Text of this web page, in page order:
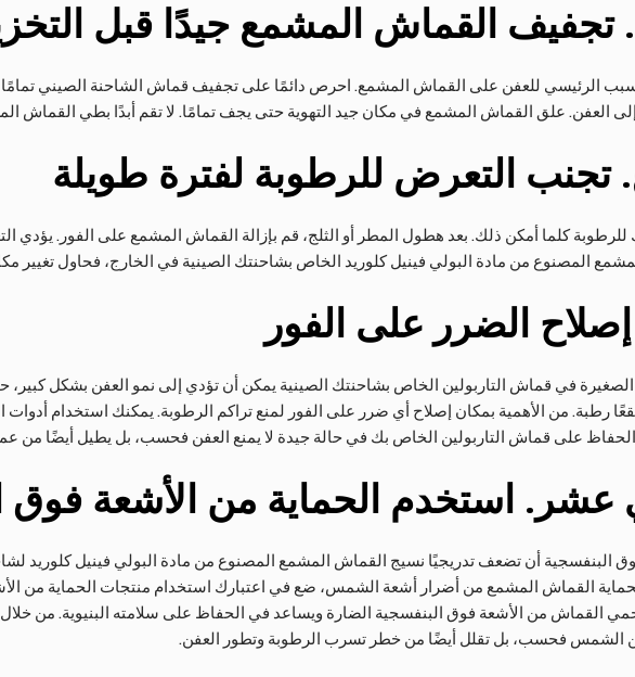
. تجفيف القماش المشمع جيدًا قبل
الرئيسي للعفن على القماش المشمع. احرص دائمًا على تجفيف قماش الشاحنة الصيني
العفن. علق القماش المشمع في مكان جيد التهوية حتى يجف تمامًا. لا تقم أبدًا بطي القماش
. تجنب التعرض للرطوبة لفترة طويلة
كلما أمكن ذلك. بعد هطول المطر أو الثلج، قم بإزالة القماش المشمع على الفور. يؤدي
المصنوع من مادة البولي فينيل كلوريد الخاص بشاحنتك الصينية في الخارج، فحاول تغيير
الضرر على الفور
في قماش التاربولين الخاص بشاحنتك الصينية يمكن أن تؤدي إلى نمو العفن بشكل
رطبة. من الأهمية بمكان إصلاح أي ضرر على الفور لمنع تراكم الرطوبة. يمكنك استخدام أدوات
على قماش التاربولين الخاص بك في حالة جيدة لا يمنع العفن فحسب، بل يطيل أيضًا من
عشر . استخدم الحماية من الأشعة فوق
البنفسجية أن تضعف تدريجيًا نسيج القماش المشمع المصنوع من مادة البولي فينيل كلوريد
القماش المشمع من أضرار أشعة الشمس، ضع في اعتبارك استخدام منتجات الحماية من
يحمي القماش من الأشعة فوق البنفسجية الضارة ويساعد في الحفاظ على سلامته البنيوية. من
الشمس فحسب، بل تقلل أيضًا من خطر تسرب الرطوبة وتطور العفن.